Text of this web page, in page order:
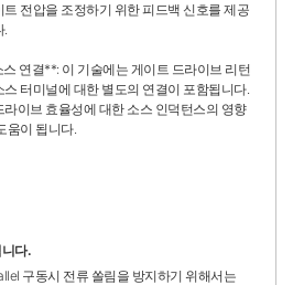
트 전압을 조정하기 위한 피드백 신호를 제공
.
스 연결**: 이 기술에는 게이트 드라이브 리턴
스 터미널에 대한 별도의 연결이 포함됩니다.
라이브 효율성에 대한 소스 인덕턴스의 영향
움이 됩니다.
다.
구동시 전류 쏠림을 방지하기 위해서는